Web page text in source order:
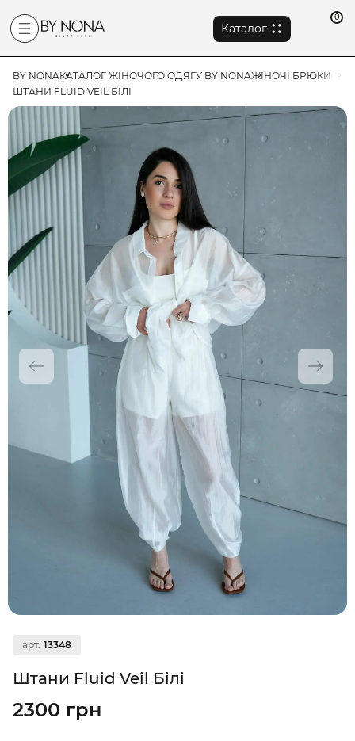
Каталог
0
BY NONAКАТАЛОГ ЖІНОЧОГО ОДЯГУ BY NONAЖІНОЧІ БРЮКИ
ШТАНИ FLUID VEIL БІЛІ
арт. 13348
Штани Fluid Veil Білі
2300 грн